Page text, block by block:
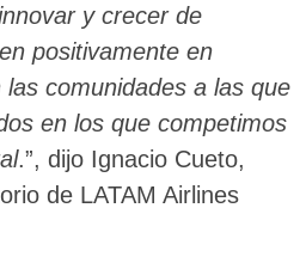
y crecer de
positivamente en
comunidades a las que
en los que competimos
.”, dijo Ignacio Cueto,
de LATAM Airlines